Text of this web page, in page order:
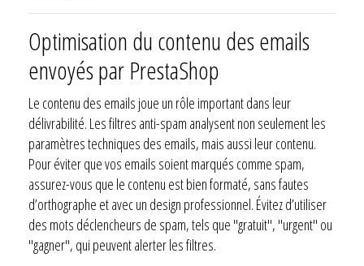
Optimisation du contenu des emails
envoyés par PrestaShop
Le contenu des emails joue un rôle important dans leur
délivrabilité. Les filtres anti-spam analysent non seulement les
paramètres techniques des emails, mais aussi leur contenu.
Pour éviter que vos emails soient marqués comme spam,
assurez-vous que le contenu est bien formaté, sans fautes
d’orthographe et avec un design professionnel. Évitez d’utiliser
des mots déclencheurs de spam, tels que "gratuit", "urgent" ou
"gagner", qui peuvent alerter les filtres.